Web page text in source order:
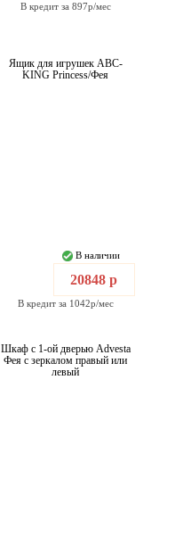
В кредит за 897р/мес
Ящик для игрушек ABC-
KING Princess/Фея
В наличии
20848 р
В кредит за 1042р/мес
Шкаф с 1-ой дверью Advesta
Фея с зеркалом правый или
левый